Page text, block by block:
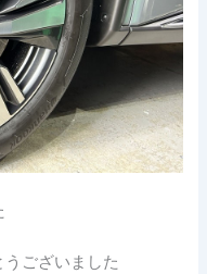
ございました